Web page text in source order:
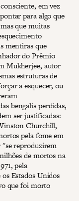
em vez
para algo que
que muitas
mentiras que
do Prêmio
Mukherjee, autor
estruturas de
a esquecer, ou
bengalis perdidas,
ser justificadas:
Churchill,
pela fome em
"se reproduzirem
de mortos na
pela
Estados Unidos
que foi morto